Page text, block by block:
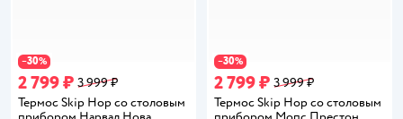
−30%
2 799 ₽ 3 999 ₽
Термос Skip Hop со столовым
−30%
2 799 ₽ 3 999 ₽
Термос Skip Hop со столовым